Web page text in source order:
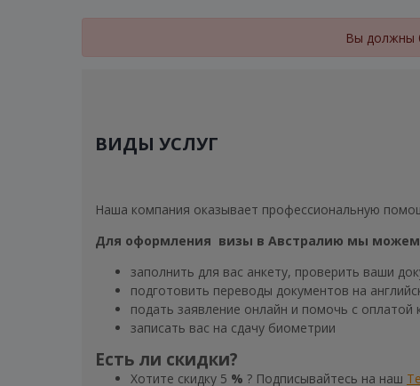
Вы должны
ВИДЫ УСЛУГ
Наша компания оказывает профессиональную
Для оформления визы в Австралию мы
заполнить для вас анкету, проверить ваши
подготовить переводы документов на
подать заявление онлайн и помочь с оплатой
записать вас на сдачу биометрии
Есть ли скидки?
Хотите скидку 5 % ? Подписывайтесь на наш